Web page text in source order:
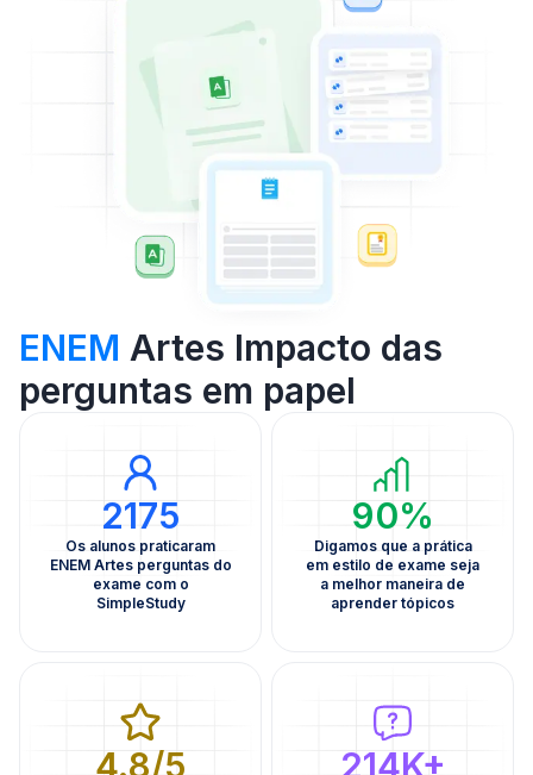
ENEM Artes Impacto das
perguntas em papel
2175
Os alunos praticaram
ENEM Artes perguntas do
exame com o
SimpleStudy
90%
Digamos que a prática
em estilo de exame seja
a melhor maneira de
aprender tópicos
4.8/5 214K+